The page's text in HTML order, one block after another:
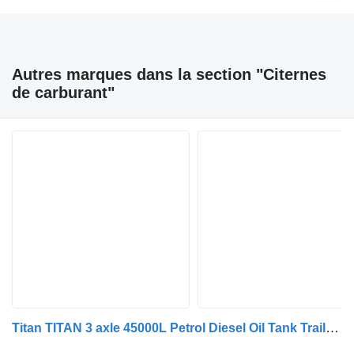
Autres marques dans la section "Citernes
de carburant"
Titan TITAN 3 axle 45000L Petrol Diesel Oil Tank Trailer for Sale in O